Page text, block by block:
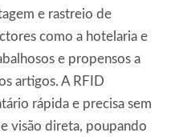
e rastreio de
como a hotelaria e
e propensos a
artigos. A RFID
rápida e precisa sem
visão direta, poupando